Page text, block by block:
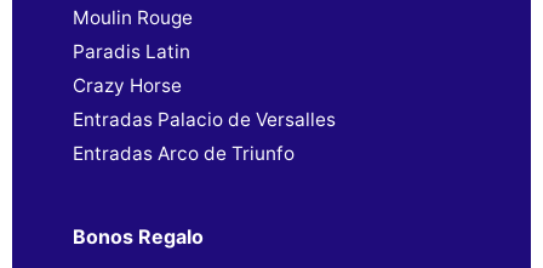
Moulin Rouge
Paradis Latin
Crazy Horse
Entradas Palacio de Versalles
Entradas Arco de Triunfo
Bonos Regalo